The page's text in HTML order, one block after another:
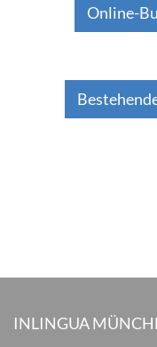
Online-
INLINGUA